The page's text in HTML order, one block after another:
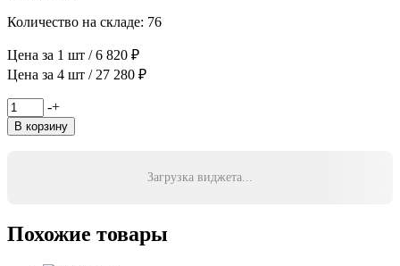
Количество на складе: 76
Цена за 1 шт / 6 820 ₽
Цена за 4 шт / 27 280 ₽
Количество
товара
Pirelli
(110
-+
В корзину
Загрузка виджета...
Похожие товары